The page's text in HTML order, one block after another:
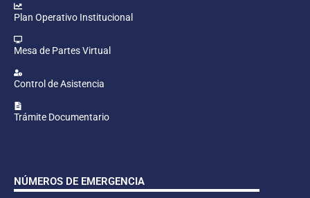
Plan Operativo Institucional
Mesa de Partes Virtual
Control de Asistencia
Trámite Documentario
NÚMEROS DE EMERGENCIA